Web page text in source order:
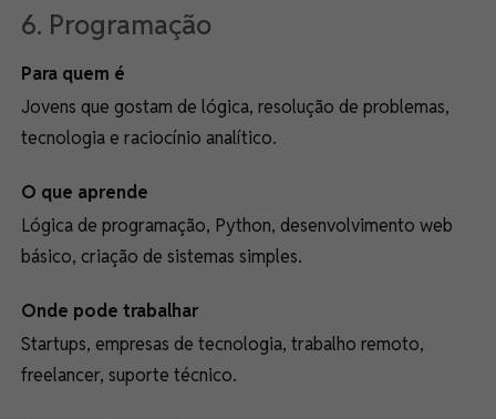
6. Programação
Para quem é
Jovens que gostam de lógica, resolução de problemas,
tecnologia e raciocínio analítico.
O que aprende
Lógica de programação, Python, desenvolvimento web
básico, criação de sistemas simples.
Onde pode trabalhar
Startups, empresas de tecnologia, trabalho remoto,
freelancer, suporte técnico.